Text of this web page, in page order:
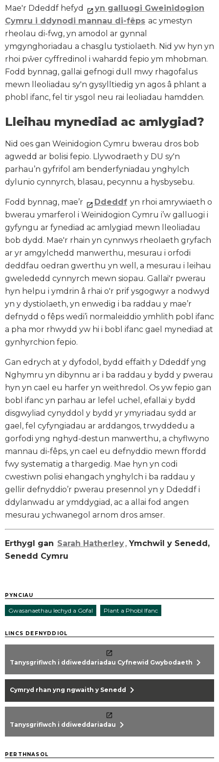
Mae'r Ddeddf hefyd
yn galluogi Gweinidogion
Cymru i ddynodi mannau di-fêps ac ymestyn
rheolau di-fwg, yn amodol ar gynnal
ymgynghoriadau a chasglu tystiolaeth. Nid yw hyn yn
rhoi pŵer cyffredinol i wahardd fepio ym mhobman.
Fodd bynnag, gallai gefnogi dull mwy rhagofalus
mewn lleoliadau sy'n gysylltiedig yn agos â phlant a
phobl ifanc, fel tir ysgol neu rai leoliadau hamdden.
Lleihau mynediad ac amlygiad?
Nid oes gan Weinidogion Cymru bwerau dros bob
agwedd ar bolisi fepio. Llywodraeth y DU sy'n
parhau’n gyfrifol am benderfyniadau ynghylch
dylunio cynnyrch, blasau, pecynnu a hysbysebu.
Fodd bynnag, mae’r Ddeddf yn rhoi amrywiaeth o
bwerau ymarferol i Weinidogion Cymru i’w galluogi i
gyfyngu ar fynediad ac amlygiad mewn lleoliadau
bob dydd. Mae'r rhain yn cynnwys rheolaeth gryfach
ar yr amgylchedd manwerthu, mesurau i orfodi
deddfau oedran gwerthu yn well, a mesurau i leihau
gwelededd cynnyrch mewn siopau. Gallai'r pwerau
hyn helpu i ymdrin â rhai o'r prif ysgogwyr a nodwyd
yn y dystiolaeth, yn enwedig i ba raddau y mae’r
defnydd o fêps wedi’i normaleiddio ymhlith pobl ifanc
a pha mor rhwydd yw hi i bobl ifanc gael mynediad at
gynhyrchion fepio.
Gan edrych at y dyfodol, bydd effaith y Ddeddf yng
Nghymru yn dibynnu ar i ba raddau y bydd y pwerau
hyn yn cael eu harfer yn weithredol. Os yw fepio gan
bobl ifanc yn parhau ar lefel uchel, efallai y bydd
disgwyliad cynyddol y bydd yr ymyriadau sydd ar
gael, fel cyfyngiadau ar arddangos, trwyddedu a
gorfodi yng nghyd-destun manwerthu, a chyflwyno
mannau di-fêps, yn cael eu defnyddio mewn ffordd
fwy systematig a thargedig. Mae hyn yn codi
cwestiwn polisi ehangach ynghylch i ba raddau y
gellir defnyddio’r pwerau presennol yn y Ddeddf i
ddylanwadu ar ymddygiad, ac a allai fod angen
mesurau ychwanegol arnom dros amser.
Erthygl gan Sarah Hatherley, Ymchwil y Senedd,
Senedd Cymru
PYNCIAU
Gwasanaethau Iechyd a Gofal Plant a Phobl Ifanc
LINCS DEFNYDDIOL
Tanysgrifiwch i ddiweddariadau Cyfnewid Gwybodaeth chevron_right
Cymryd rhan yng ngwaith y Senedd chevron_right
Tanysgrifiwch i ddiweddariadau chevron_right
PERTHNASOL